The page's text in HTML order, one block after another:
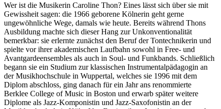
Wer ist die Musikerin Caroline Thon? Eines lässt sich über sie mit
Gewissheit sagen: die 1966 geborene Kölnerin geht gerne
ungewöhnliche Wege, damals wie heute. Bereits während Thons
Ausbildung machte sich dieser Hang zur Unkonventionalität
bemerkbar: sie erlernte zunächst den Beruf der Tontechnikerin und
spielte vor ihrer akademischen Laufbahn sowohl in Free- und
Avantgardeensembles als auch in Soul- und Funkbands. Schließlich
begann sie ein Studium zur klassischen Instrumentalpädagogin an
der Musikhochschule in Wuppertal, welches sie 1996 mit dem
Diplom abschloss, ging danach für ein Jahr ans renommierte
Berklee College of Music in Boston und erwarb später weitere
Diplome als Jazz-Komponistin und Jazz-Saxofonistin an der